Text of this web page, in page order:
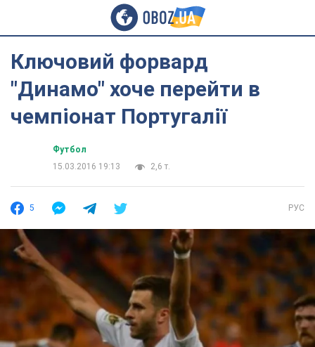
Ключовий форвард
"Динамо" хоче перейти в
чемпіонат Португалії
Футбол
15.03.2016 19:13
2,6 т.
5 РУС